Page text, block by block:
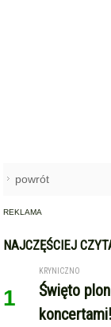
powrót
REKLAMA
NAJCZĘŚCIEJ
1
KRYNICZNO
Święto